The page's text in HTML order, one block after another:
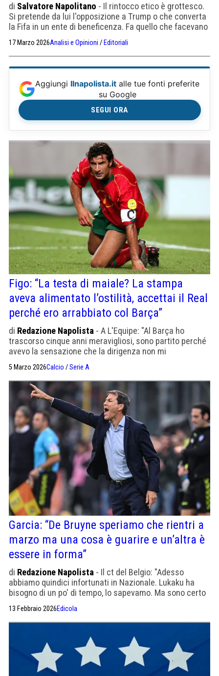
di Salvatore Napolitano - Il rintocco etico è grottesco.
Si pretende da lui l'opposizione a Trump o che converta
la Fifa in un ente di beneficenza. Fa quello che facevano
profitti
17 Marzo 2026Analisi e Opinioni / Editoriali
Aggiungi Ilnapolista.it alle tue fonti preferite
su Google
SEGUI ORA
Figo: “La testa di maiale? La stampa
aveva alimentato l’ostilità, accettai il Real
perché ero arrabbiato col Barça”
di Redazione Napolista - A L'Equipe: "Al Barça ho
trascorso cinque anni meravigliosi, sono partito perché
avevo la sensazione che la dirigenza non mi
riconoscesse il giusto valore".
5 Marzo 2026Calcio /Serie A
Garcia: “De Bruyne speriamo che rientri a
marzo ma una cosa è guarire e un’altra è
essere in forma”
di Redazione Napolista - Il ct del Belgio: "Adesso
abbiamo quindici infortunati in Nazionale. Lukaku ha
bisogno di un po' di tempo, lo sapevamo. Ma sono certo
13 Febbraio 2026Edicola